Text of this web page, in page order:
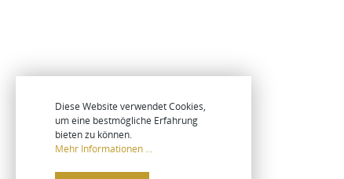
Diese Website verwendet Cookies,
um eine bestmögliche Erfahrung
bieten zu können.
Mehr Informationen ...